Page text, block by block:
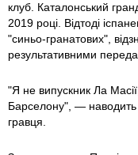
клуб. Каталонський
2019 році. Відтоді
"синьо-гранатових",
результативними
"Я не випускник Ла
Барселону", — наводить
гравця.